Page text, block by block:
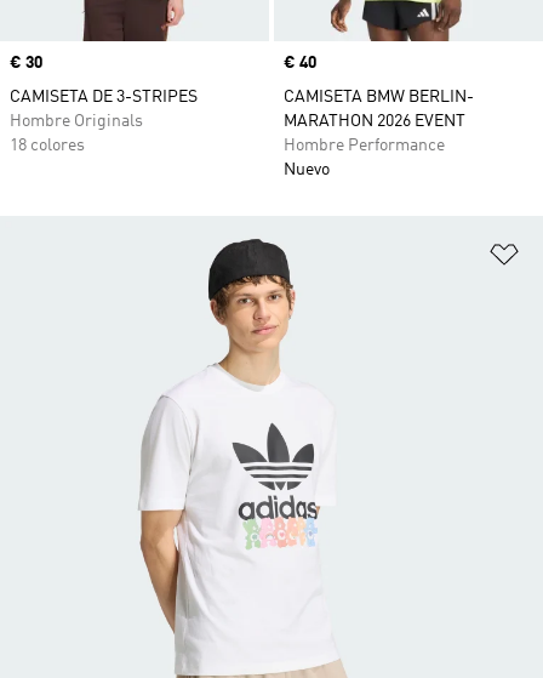
Precio
€ 30
CAMISETA DE 3-STRIPES
Hombre Originals
18 colores
Precio
€ 40
CAMISETA BMW BERLIN-
MARATHON 2026 EVENT
Hombre Performance
Nuevo